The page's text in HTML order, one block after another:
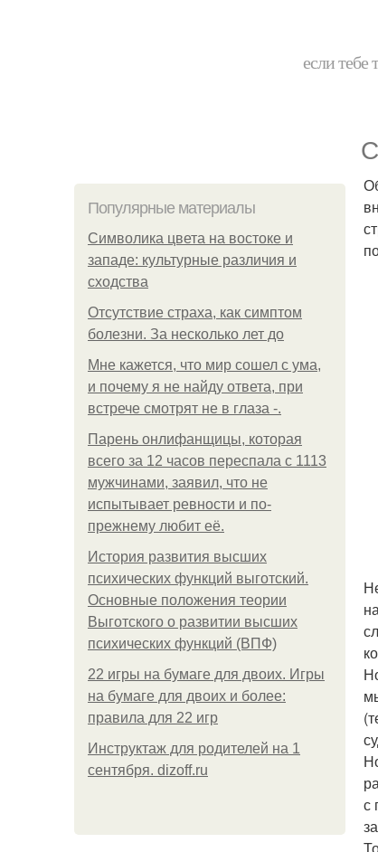
если
Популярные материалы
Символика цвета на востоке и
западе: культурные различия и
сходства
Отсутствие страха, как симптом
болезни. За несколько лет до
Мне кажется, что мир сошел с ума,
и почему я не найду ответа, при
встрече смотрят не в глаза -.
Парень онлифанщицы, которая
всего за 12 часов переспала с 1113
мужчинами, заявил, что не
испытывает ревности и по-
прежнему любит её.
История развития высших
психических функций выготский.
Основные положения теории
Выготского о развитии высших
психических функций (ВПФ)
22 игры на бумаге для двоих. Игры
на бумаге для двоих и более:
правила для 22 игр
Инструктаж для родителей на 1
сентября. dizoff.ru
с